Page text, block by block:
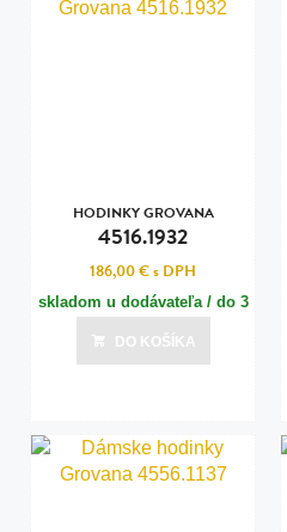
HODINKY GROVANA
4516.1932
186,00 €s DPH
skladom u dodávateľa / do 3
dní
Posledná aktualizácia dnes o 15:00
DO KOŠÍKA